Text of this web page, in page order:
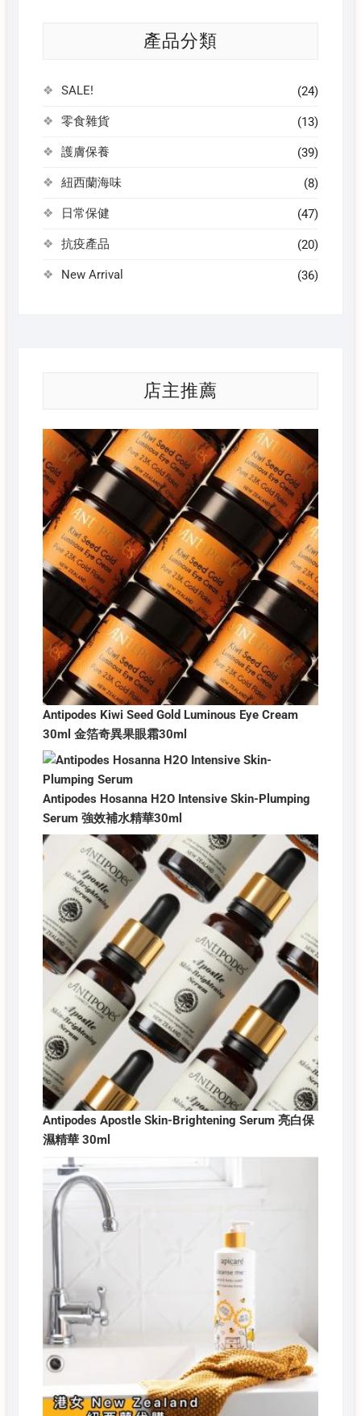
產品分類
SALE! (24)
零食雜貨 (13)
護膚保養 (39)
紐西蘭海味 (8)
日常保健 (47)
抗疫產品 (20)
New Arrival (36)
店主推薦
Antipodes Kiwi Seed Gold Luminous Eye Cream
30ml 金箔奇異果眼霜30ml
Antipodes Hosanna H2O Intensive Skin-Plumping
Serum 強效補水精華30ml
Antipodes Apostle Skin-Brightening Serum 亮白保
濕精華 30ml